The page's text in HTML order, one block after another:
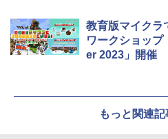
教育版マイクラ
ワークショッ
er 2023」開催
もっと関連